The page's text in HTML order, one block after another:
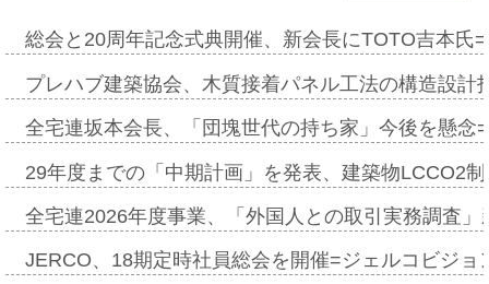
総会と20周年記念式典開催、新会長にTOTO吉本氏
プレハブ建築協会、木質接着パネル工法の構造設
全宅連坂本会長、「団塊世代の持ち家」今後を懸
29年度までの「中期計画」を発表、建築物LCCO2
全宅連2026年度事業、「外国人との取引実務調査
JERCO、18期定時社員総会を開催=ジェルコビジ